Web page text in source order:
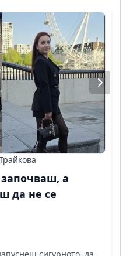
а
да не се